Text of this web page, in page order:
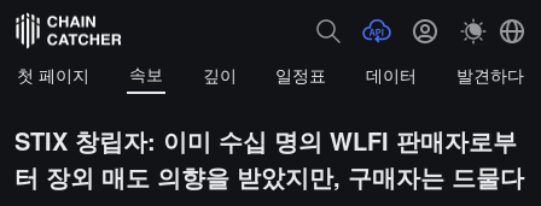
첫 페이지 속보 깊이 일정표 데이터 발견하다
STIX 창립자: 이미 수십 명의 WLFI 판매자로부
터 장외 매도 의향을 받았지만, 구매자는 드물다